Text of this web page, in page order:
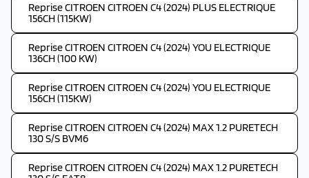
Reprise CITROEN CITROEN C4 (2024) PLUS ELECTRIQUE
156CH (115KW)
Reprise CITROEN CITROEN C4 (2024) YOU ELECTRIQUE
136CH (100 KW)
Reprise CITROEN CITROEN C4 (2024) YOU ELECTRIQUE
156CH (115KW)
Reprise CITROEN CITROEN C4 (2024) MAX 1.2 PURETECH
130 S/S BVM6
Reprise CITROEN CITROEN C4 (2024) MAX 1.2 PURETECH